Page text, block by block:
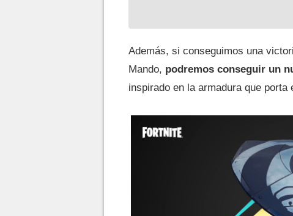
Además, si conseguimos una
Mando, podremos conseguir un
inspirado en la armadura que